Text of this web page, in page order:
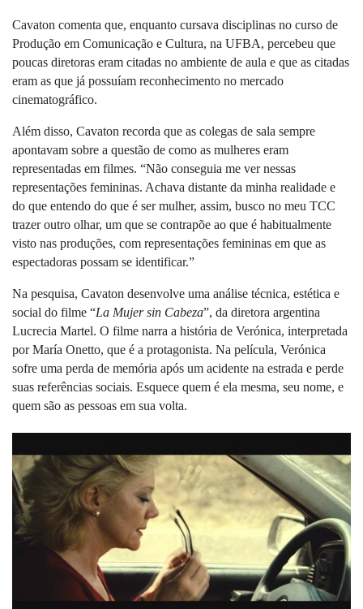
Cavaton comenta que, enquanto cursava disciplinas no curso de
Produção em Comunicação e Cultura, na UFBA, percebeu que
poucas diretoras eram citadas no ambiente de aula e que as citadas
eram as que já possuíam reconhecimento no mercado
cinematográfico.
Além disso, Cavaton recorda que as colegas de sala sempre
apontavam sobre a questão de como as mulheres eram
representadas em filmes. “Não conseguia me ver nessas
representações femininas. Achava distante da minha realidade e
do que entendo do que é ser mulher, assim, busco no meu TCC
trazer outro olhar, um que se contrapõe ao que é habitualmente
visto nas produções, com representações femininas em que as
espectadoras possam se identificar.”
Na pesquisa, Cavaton desenvolve uma análise técnica, estética e
social do filme “La Mujer sin Cabeza”, da diretora argentina
Lucrecia Martel. O filme narra a história de Verónica, interpretada
por María Onetto, que é a protagonista. Na película, Verónica
sofre uma perda de memória após um acidente na estrada e perde
suas referências sociais. Esquece quem é ela mesma, seu nome, e
quem são as pessoas em sua volta.